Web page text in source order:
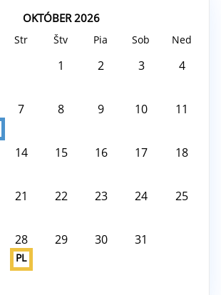
OKTÓBER 2026
Str Štv Pia Sob Ned
1 2 3 4
7 8 9 10 11
14 15 16 17 18
21 22 23 24 25
28
PL
29 30 31